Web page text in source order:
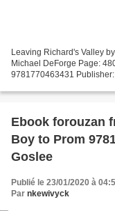
Leaving Richard's Valley
Michael DeForge Page:
9781770463431
Ebook forouzan
Boy to Prom
Goslee
Publié le 23/01/2020 à
Par nkewivyck